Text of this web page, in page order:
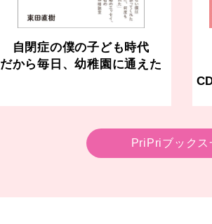
自閉症の僕の子ども時代
だから毎日、幼稚園に通えた
PriPriブックス